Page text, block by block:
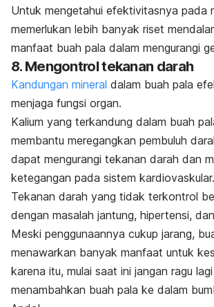
Untuk mengetahui efektivitasnya pada
memerlukan lebih banyak riset
manfaat buah pala dalam mengurangi
8. Mengontrol tekanan darah
Kandungan mineral dalam buah pala
menjaga fungsi organ.
Kalium yang terkandung dalam buah
membantu meregangkan pembuluh
dapat mengurangi tekanan darah dan
ketegangan pada sistem kardiovaskular.
Tekanan darah yang tidak terkontrol
dengan masalah jantung, hipertensi,
Meski penggunaannya cukup jarang,
menawarkan banyak manfaat untuk
karena itu, mulai saat ini jangan ragu
menambahkan buah pala ke dalam